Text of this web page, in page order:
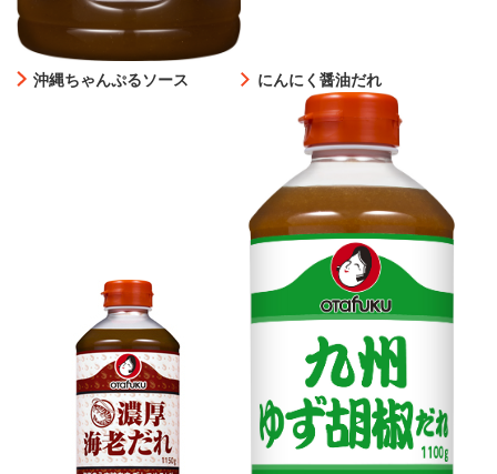
沖縄ちゃんぷるソース にんにく醤油だれ